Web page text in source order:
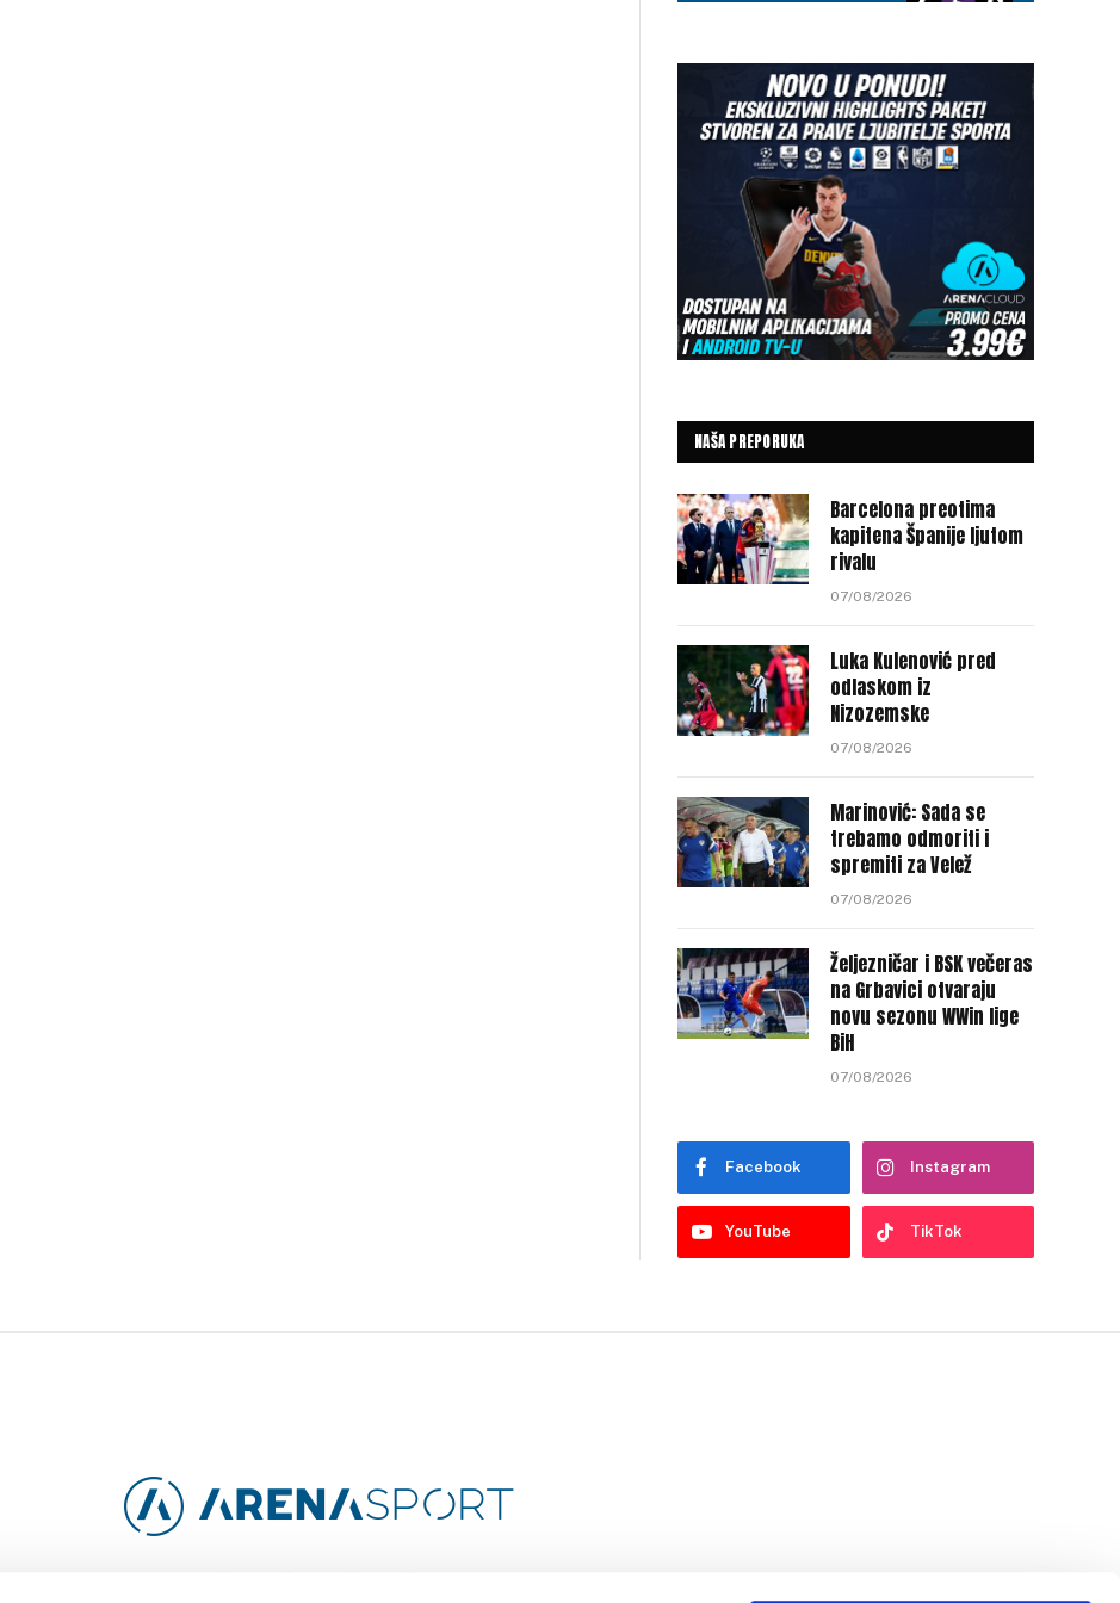
NAŠA PREPORUKA
Barcelona preotima
kapitena Španije ljutom
rivalu
07/08/2026
Luka Kulenović pred
odlaskom iz
Nizozemske
07/08/2026
Marinović: Sada se
trebamo odmoriti i
spremiti za Velež
07/08/2026
Željezničar i BSK večeras
na Grbavici otvaraju
novu sezonu WWin lige
BiH
07/08/2026
Facebook Instagram
YouTube TikTok